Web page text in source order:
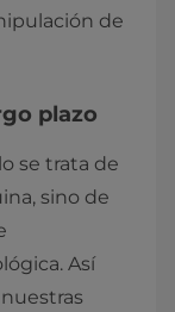
de
plazo
se trata de
sino de
Así